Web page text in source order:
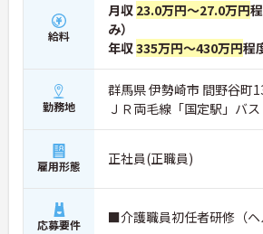
給料
月収 23.0万円～27.0万円
み）
年収335万円～430万円程
勤務地
群馬県 伊勢崎市 間野谷町
ＪＲ両毛線「国定駅」バ
雇用形態 正社員(正職員)
応募要件 ■介護職員初任者研修（